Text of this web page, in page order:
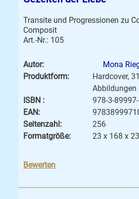
Transite und Progressionen zu
Composit
Art.-Nr.: 105
Autor:
Mona
Produktform:
Hardcover, 31
Abbildungen
ISBN :
978-3-
EAN:
Seitenzahl:
256
Formatgröße:
23 x 168 x
Bewerten